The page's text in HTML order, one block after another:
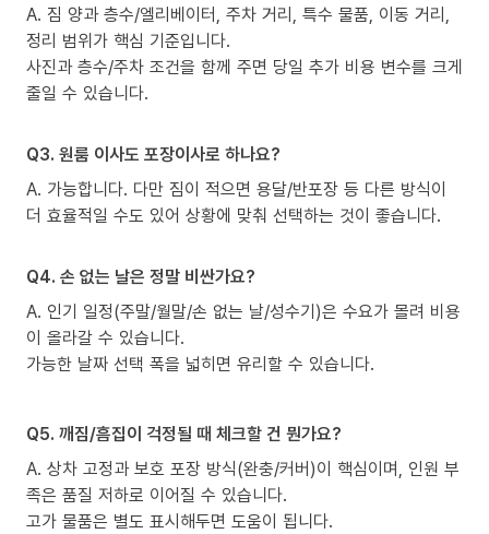
A. 짐 양과 층수/엘리베이터, 주차 거리, 특수 물품, 이동 거리,
정리 범위가 핵심 기준입니다.
사진과 층수/주차 조건을 함께 주면 당일 추가 비용 변수를 크게
줄일 수 있습니다.
Q3. 원룸 이사도 포장이사로 하나요?
A. 가능합니다. 다만 짐이 적으면 용달/반포장 등 다른 방식이
더 효율적일 수도 있어 상황에 맞춰 선택하는 것이 좋습니다.
Q4. 손 없는 날은 정말 비싼가요?
A. 인기 일정(주말/월말/손 없는 날/성수기)은 수요가 몰려 비용
이 올라갈 수 있습니다.
가능한 날짜 선택 폭을 넓히면 유리할 수 있습니다.
Q5. 깨짐/흠집이 걱정될 때 체크할 건 뭔가요?
A. 상차 고정과 보호 포장 방식(완충/커버)이 핵심이며, 인원 부
족은 품질 저하로 이어질 수 있습니다.
고가 물품은 별도 표시해두면 도움이 됩니다.